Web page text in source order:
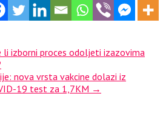
li izborni proces odoljeti izazovima
nova vrsta vakcine dolazi iz
19 test za 1,7KM →